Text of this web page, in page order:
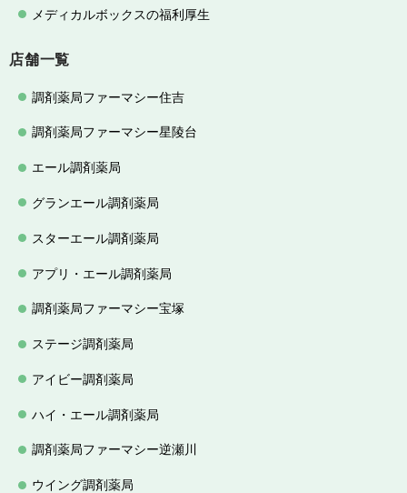
メディカルボックスの福利厚生
店舗一覧
調剤薬局ファーマシー住吉
調剤薬局ファーマシー星陵台
エール調剤薬局
グランエール調剤薬局
スターエール調剤薬局
アプリ・エール調剤薬局
調剤薬局ファーマシー宝塚
ステージ調剤薬局
アイビー調剤薬局
ハイ・エール調剤薬局
調剤薬局ファーマシー逆瀬川
ウイング調剤薬局